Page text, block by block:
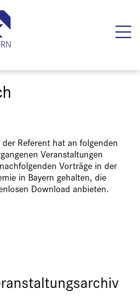
Referent hat an folgenden
Veranstaltungen
Vorträge in der
in Bayern gehalten, die
Download anbieten.